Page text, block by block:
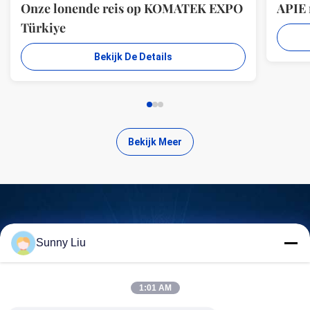
Onze lonende reis op KOMATEK EXPO
Türkiye
Bekijk De Details
APIE
Bekijk Meer
Zoek kwalitatief hoogwaardige
producten
Sunny Liu
1:01 AM